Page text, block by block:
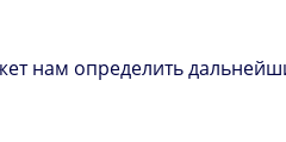
нам определить